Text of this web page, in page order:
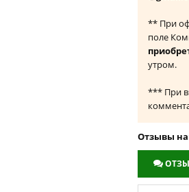
** При
поле
утром.
*** При
Отзывы